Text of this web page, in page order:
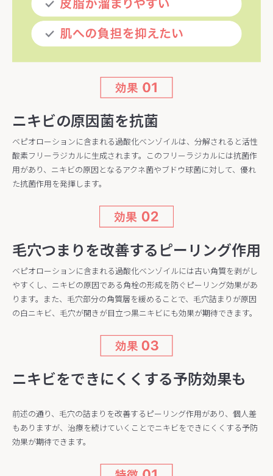
ニキビの原因菌を抗菌
ベピオローションに含まれる過酸化ベンゾイルは、分解されると活性
酸素フリーラジカルに生成されます。このフリーラジカルには抗菌作
用があり、ニキビの原因となるアクネ菌やブドウ球菌に対して、優れ
た抗菌作用を発揮します。
毛穴つまりを改善するピーリング作用
ベピオローションに含まれる過酸化ベンゾイルには古い角質を剥がし
やすくし、ニキビの原因である角栓の形成を防ぐピーリング効果があ
ります。また、毛穴部分の角質層を緩めることで、毛穴詰まりが原因
の白ニキビ、毛穴が開きが目立つ黒ニキビにも効果が期待できます。
ニキビをできにくくする予防効果も
前述の通り、毛穴の詰まりを改善するピーリング作用があり、個人差
もありますが、治療を続けていくことでニキビをできにくくする予防
効果が期待できます。